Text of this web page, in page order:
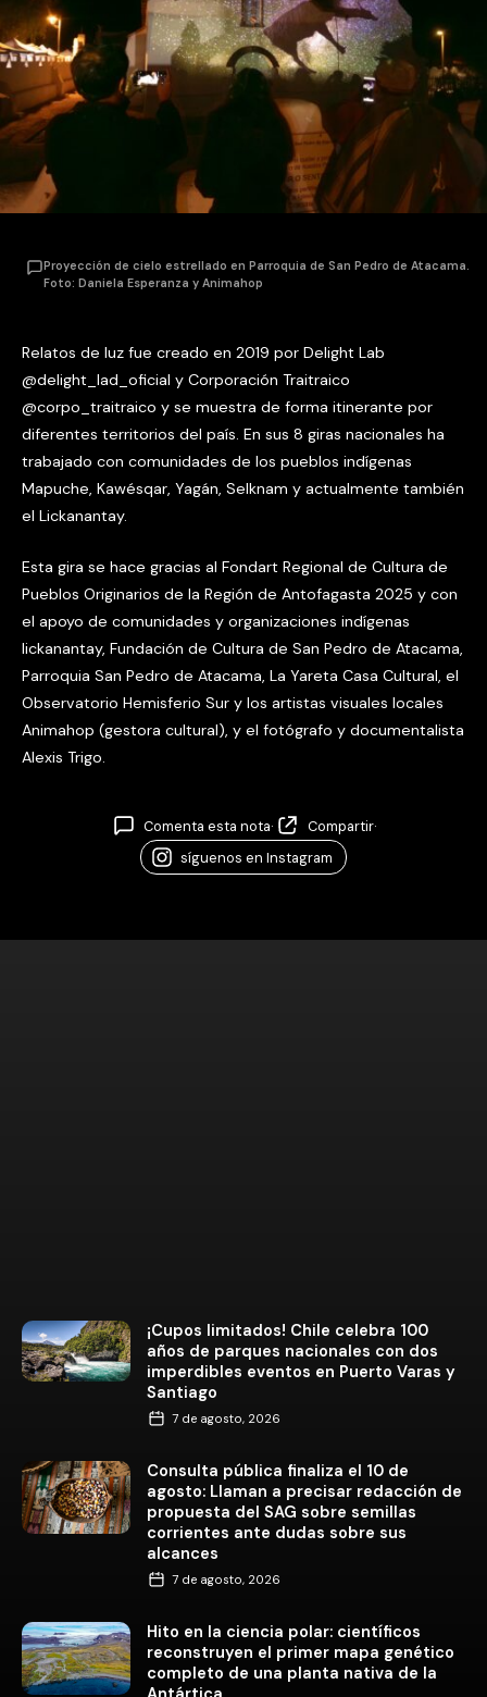
Proyección de cielo estrellado en Parroquia de San Pedro de Atacama.
Foto: Daniela Esperanza y Animahop
Relatos de luz fue creado en 2019 por Delight Lab
@delight_lad_oficial y Corporación Traitraico
@corpo_traitraico y se muestra de forma itinerante por
diferentes territorios del país. En sus 8 giras nacionales ha
trabajado con comunidades de los pueblos indígenas
Mapuche, Kawésqar, Yagán, Selknam y actualmente también
el Lickanantay.
Esta gira se hace gracias al Fondart Regional de Cultura de
Pueblos Originarios de la Región de Antofagasta 2025 y con
el apoyo de comunidades y organizaciones indígenas
lickanantay, Fundación de Cultura de San Pedro de Atacama,
Parroquia San Pedro de Atacama, La Yareta Casa Cultural, el
Observatorio Hemisferio Sur y los artistas visuales locales
Animahop (gestora cultural), y el fotógrafo y documentalista
Alexis Trigo.
Comenta esta nota· Compartir·
síguenos en Instagram
¡Cupos limitados! Chile celebra 100
años de parques nacionales con dos
imperdibles eventos en Puerto Varas y
Santiago
7 de agosto, 2026
Consulta pública finaliza el 10 de
agosto: Llaman a precisar redacción de
propuesta del SAG sobre semillas
corrientes ante dudas sobre sus
alcances
7 de agosto, 2026
Hito en la ciencia polar: científicos
reconstruyen el primer mapa genético
completo de una planta nativa de la